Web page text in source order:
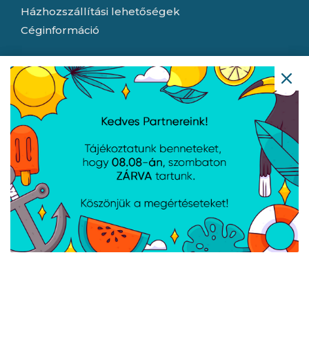
Házhozszállítási lehetőségek
Céginformáció
Nyitvatartás
Hétfő:
Kedd:
Szerda:
Csütörtök:
Péntek:
Garancia (P):
8:00 - 16:30
8:00 - 16:30
8:00 - 16:30
8:00 - 15:30
Kapcsolat
Iroda/ügyfélszolgálat: